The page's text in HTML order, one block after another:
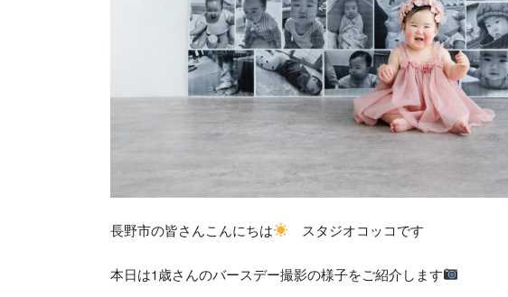
長野市の皆さんこんにちは スタジオコッコです
本日は1歳さんのバースデー撮影の様子をご紹介します